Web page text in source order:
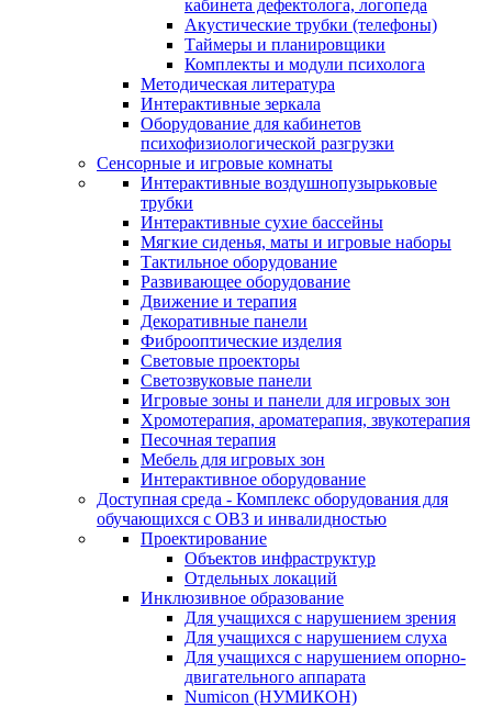
кабинета дефектолога, логопеда
Акустические трубки (телефоны)
Таймеры и планировщики
Комплекты и модули психолога
Методическая литература
Интерактивные зеркала
Оборудование для кабинетов
психофизиологической разгрузки
Сенсорные и игровые комнаты
Интерактивные воздушнопузырьковые
трубки
Интерактивные сухие бассейны
Мягкие сиденья, маты и игровые наборы
Тактильное оборудование
Развивающее оборудование
Движение и терапия
Декоративные панели
Фиброоптические изделия
Световые проекторы
Светозвуковые панели
Игровые зоны и панели для игровых зон
Хромотерапия, ароматерапия, звукотерапия
Песочная терапия
Мебель для игровых зон
Интерактивное оборудование
Доступная среда - Комплекс оборудования для
обучающихся с ОВЗ и инвалидностью
Проектирование
Объектов инфраструктур
Отдельных локаций
Инклюзивное образование
Для учащихся с нарушением зрения
Для учащихся с нарушением слуха
Для учащихся с нарушением опорно-
двигательного аппарата
Numicon (НУМИКОН)